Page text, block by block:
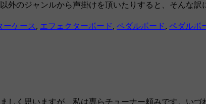
外のジャンルから声掛けを頂いたりすると、そんな
ーケース , エフェクターボード, ペダルボード, ペダルボ
しく思いますが、私は専らチューナー頼みです。い